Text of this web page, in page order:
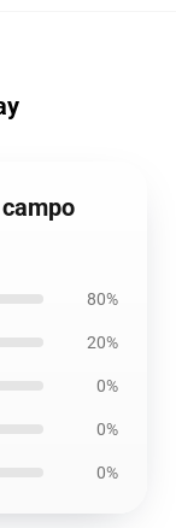
80%
20%
0%
0%
0%